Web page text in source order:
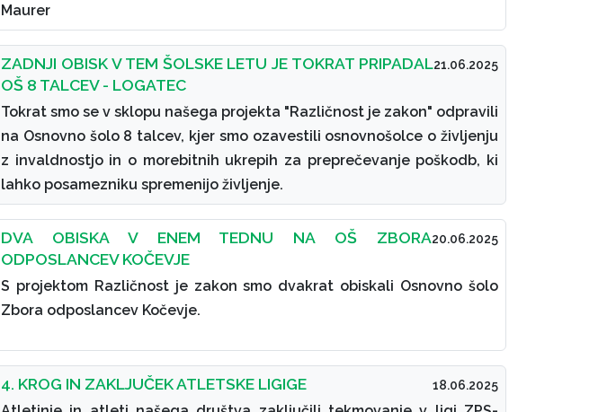
Maurer
21.06.2025
ZADNJI OBISK V TEM ŠOLSKE LETU JE TOKRAT PRIPADAL
OŠ 8 TALCEV - LOGATEC
Tokrat smo se v sklopu našega projekta "Različnost je zakon" odpravili
na Osnovno šolo 8 talcev, kjer smo ozavestili osnovnošolce o življenju
z invaldnostjo in o morebitnih ukrepih za preprečevanje poškodb, ki
lahko posamezniku spremenijo življenje.
20.06.2025
DVA OBISKA V ENEM TEDNU NA OŠ ZBORA
ODPOSLANCEV KOČEVJE
S projektom Različnost je zakon smo dvakrat obiskali Osnovno šolo
Zbora odposlancev Kočevje.
18.06.2025
4. KROG IN ZAKLJUČEK ATLETSKE LIGIGE